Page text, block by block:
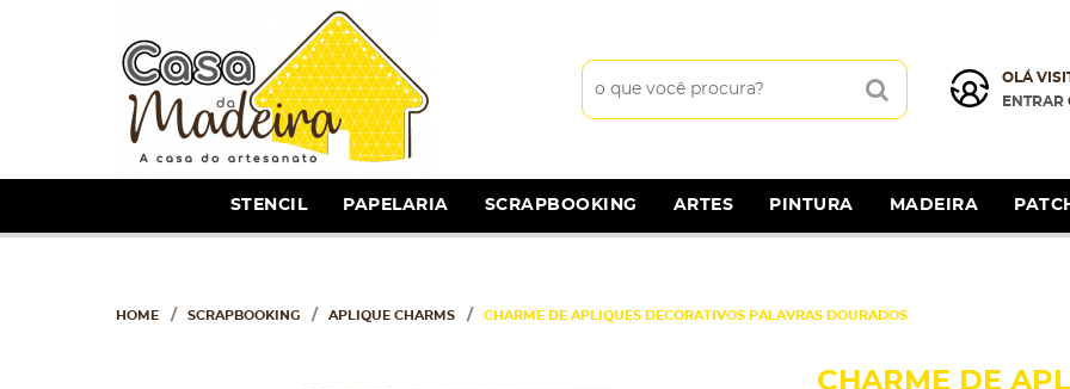
OLÁ
ENTRAR
STENCIL PAPELARIA SCRAPBOOKING ARTES PINTURA MADEIRA
HOME SCRAPBOOKING APLIQUE CHARMS CHARME DE APLIQUES DECORATIVOS PALAVRAS DOURADOS
CHARME DE